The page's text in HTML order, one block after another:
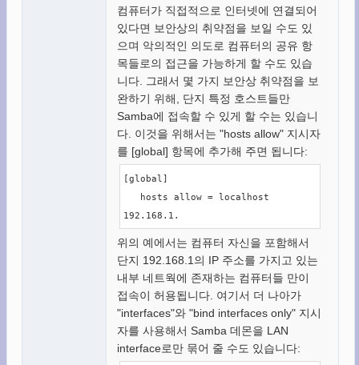
컴퓨터가 직접적으로 인터넷에 연결되어
있다면 보안상의 취약점을 보일 수도 있
으며 악의적인 의도로 컴퓨터의 공유 항
목들로의 접근을 가능하게 할 수도 있습
니다. 그래서 몇 가지 보안상 취약점을 보
완하기 위해, 단지 특정 호스트들만
Samba에 접속할 수 있게 할 수는 있습니
다. 이것을 위해서는 "hosts allow" 지시자
를 [global] 항목에 추가해 주면 됩니다:
[global]
192.168.1.
위의 예에서는 컴퓨터 자신을 포함해서
단지 192.168.1의 IP 주소를 가지고 있는
내부 네트웍에 존재하는 컴퓨터들 만이
접속이 허용됩니다. 여기서 더 나아가
"interfaces"와 "bind interfaces only" 지시
자를 사용해서 Samba 데몬을 LAN
interface로만 묶어 줄 수도 있습니다: